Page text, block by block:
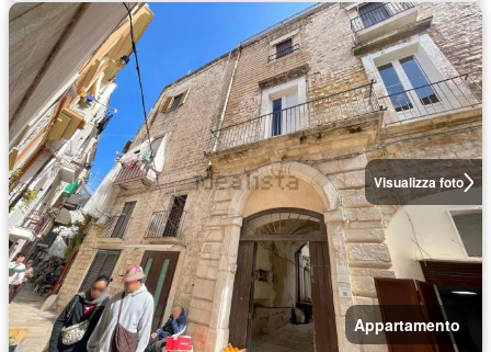
Visualizza foto
Appartamento